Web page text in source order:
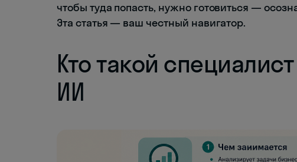
чтобы туда попасть, нужно готовиться —
Эта статья — ваш честный навигатор.
Кто такой
ИИ